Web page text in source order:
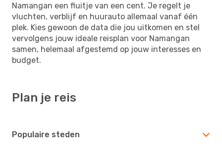
Namangan een fluitje van een cent. Je regelt je
vluchten, verblijf en huurauto allemaal vanaf één
plek. Kies gewoon de data die jou uitkomen en stel
vervolgens jouw ideale reisplan voor Namangan
samen, helemaal afgestemd op jouw interesses en
budget.
Plan je reis
Populaire steden